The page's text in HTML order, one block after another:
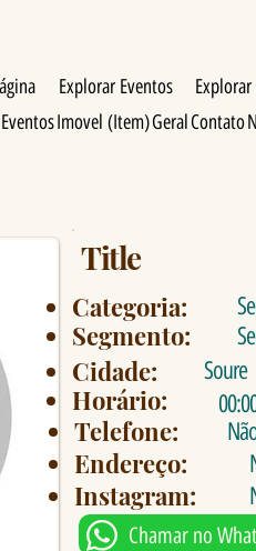
Explorar Eventos
Imovel (Item)GeralContato
Title
Segmento:
Categoria:
Soure
Cidade:
Horário:
Telefone:
Instagram:
Endereço:
Chamar no